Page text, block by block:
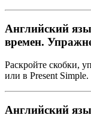
Английский
времен.
Раскройте скобки,
или в Present Simple.
Английский